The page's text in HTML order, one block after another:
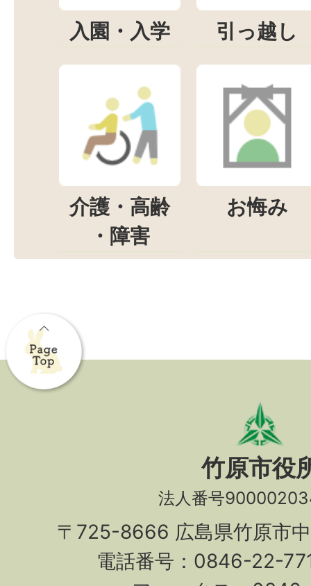
入園・入学 引っ越し
介護・高齢
・障害
お悔み
竹原市役
法人番号
〒725-8666 広島県竹原市
電話番号：0846-22-